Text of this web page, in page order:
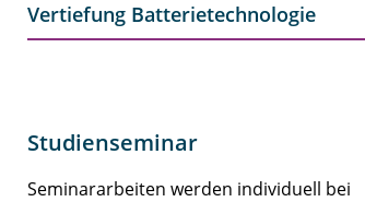
Vertiefung Batterietechnologie
Studienseminar
Seminararbeiten werden individuell bei